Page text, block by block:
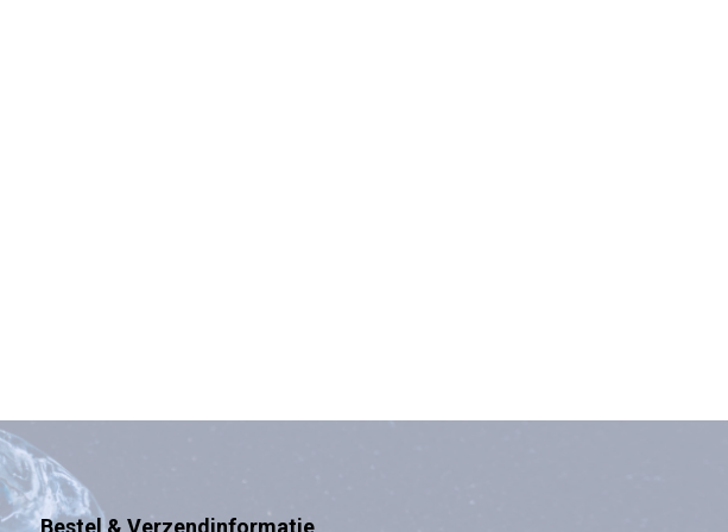
Bestel & Verzendinformatie